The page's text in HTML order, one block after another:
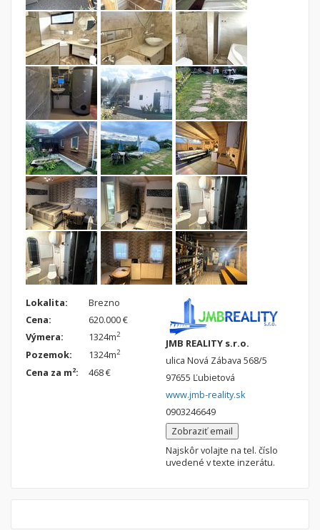
Lokalita:
Brezno
Cena:
620.000 €
Výmera:
1324m2
Pozemok: 1324m2
Cena za m2: 468 €
JMB REALITY s.r.o.
ulica Nová Zábava 568/5
97655 Ľubietová
www.jmb-reality.sk
0903246649
Zobraziť email
Najskôr volajte na tel. číslo
uvedené v texte inzerátu.